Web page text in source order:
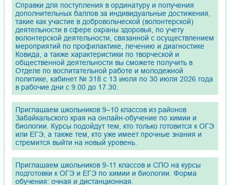
Справки для поступления в ординатуру и получения
дополнительных баллов за индивидуальные достижения,
такие как участие в добровольческой (волонтерской)
деятельности в сфере охраны здоровья, по учету
волонтерской деятельности, связанной с осуществлением
мероприятий по профилактике, лечению и диагностике
Ковида, а также характеристики по творческой и
общественной деятельности вы сможете получить в
Отделе по воспитательной работе и молодежной
политике, кабинет № 318 с 13 июля по 30 июля 2026 года
в рабочие дни с 9.00 до 17.30.
Приглашаем школьников 9–10 классов из районов
Забайкальского края на онлайн-обучение по химии и
биологии. Курсы подойдут тем, кто только готовится к ОГЭ
или ЕГЭ, а также тем, кто уже имеет прочные знания и
стремится выйти на новый уровень.
Приглашаем школьников 9-11 классов и СПО на курсы
подготовки к ОГЭ и ЕГЭ по химии и биологии. Форма
обучения: очная и дистанционная.